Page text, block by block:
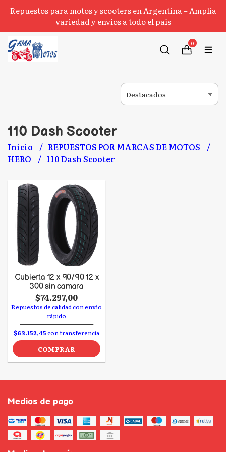
Repuestos para motos y scooters en Argentina – Amplia
variedad y envíos a todo el país
0
110 Dash Scooter
Inicio
REPUESTOS POR MARCAS DE MOTOS
HERO
110 Dash Scooter
Cubierta 12 x 90/90 12 x
300 sin camara
$74.297,00
Repuestos de calidad con envío
rápido
$63.152,45con transferencia
COMPRAR
Medios de pago